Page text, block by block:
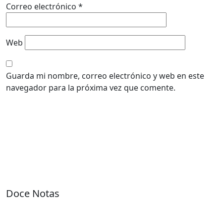
Correo electrónico *
Web
Guarda mi nombre, correo electrónico y web en este
navegador para la próxima vez que comente.
Doce Notas